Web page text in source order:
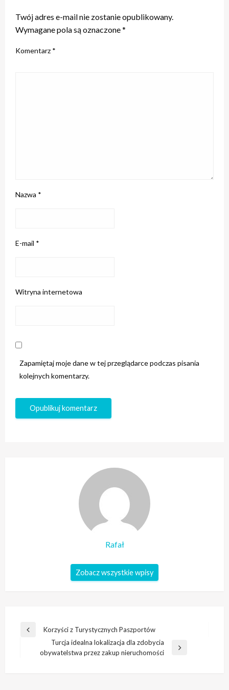
Twój adres e-mail nie zostanie opublikowany.
Wymagane pola są oznaczone*
Komentarz *
Nazwa *
E-mail *
Witryna internetowa
Zapamiętaj moje dane w tej przeglądarce podczas pisania
kolejnych komentarzy.
Rafał
Zobacz wszystkie wpisy
Nawigacja
Poprzedni
Korzyści z Turystycznych Paszportów
Następny
Turcja idealna lokalizacja dla zdobycia
obywatelstwa przez zakup nieruchomości